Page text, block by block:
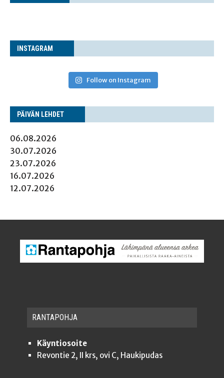
INS­TA­GRAM
Follow on Instagram
PÄI­VÄN LEHDET
06.08.2026
30.07.2026
23.07.2026
16.07.2026
12.07.2026
RAN­TA­POH­JA
Käyntiosoite
Revontie 2, II krs, ovi C, Haukipudas